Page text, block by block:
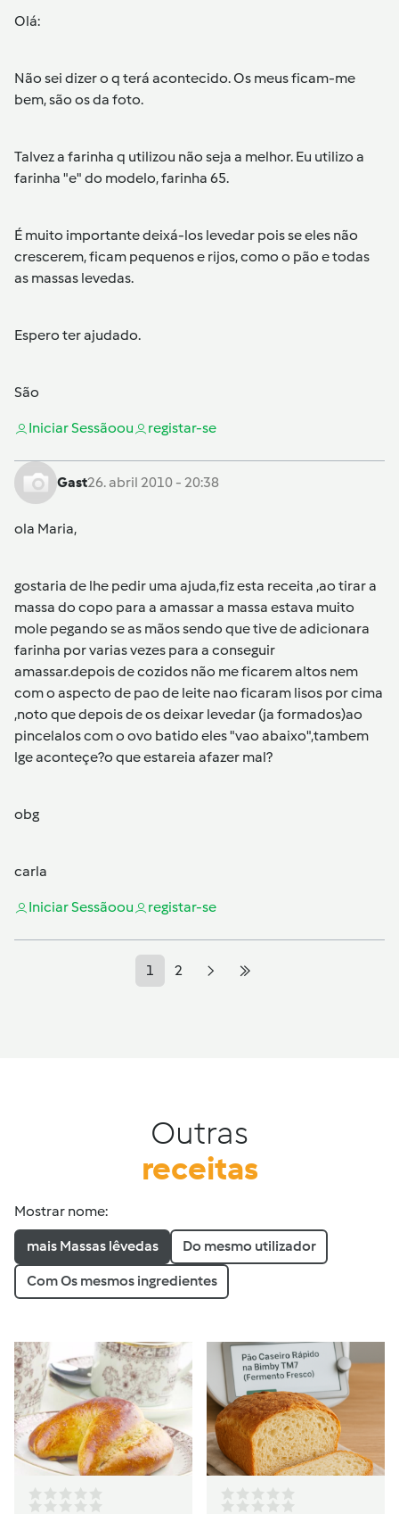
Olá:
Não sei dizer o q terá acontecido. Os meus ficam-me
bem, são os da foto.
Talvez a farinha q utilizou não seja a melhor. Eu utilizo a
farinha "e" do modelo, farinha 65.
É muito importante deixá-los levedar pois se eles não
crescerem, ficam pequenos e rijos, como o pão e todas
as massas levedas.
Espero ter ajudado.
São
Iniciar Sessãoou registar-se
Gast26. abril 2010 - 20:38
ola Maria,
gostaria de lhe pedir uma ajuda,fiz esta receita ,ao tirar a
massa do copo para a amassar a massa estava muito
mole pegando se as mãos sendo que tive de adicionara
farinha por varias vezes para a conseguir
amassar.depois de cozidos não me ficarem altos nem
com o aspecto de pao de leite nao ficaram lisos por cima
,noto que depois de os deixar levedar (ja formados)ao
pincelalos com o ovo batido eles "vao abaixo",tambem
lge aconteçe?o que estareia afazer mal?
obg
carla
Iniciar Sessãoou registar-se
1 2
Outras
receitas
Mostrar nome:
mais Massas lêvedas Do mesmo utilizador
Com Os mesmos ingredientes